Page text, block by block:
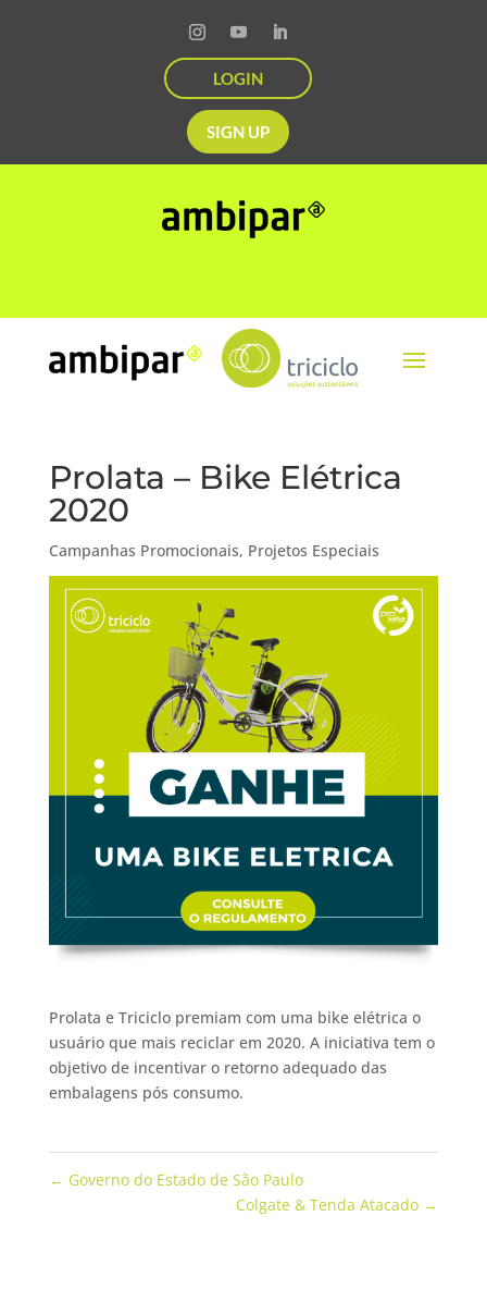
LOGIN
SIGN UP
Prolata – Bike Elétrica
2020
Campanhas Promocionais, Projetos Especiais
Prolata e Triciclo premiam com uma bike elétrica o
usuário que mais reciclar em 2020. A iniciativa tem o
objetivo de incentivar o retorno adequado das
embalagens pós consumo.
← Governo do Estado de São Paulo
Colgate & Tenda Atacado →